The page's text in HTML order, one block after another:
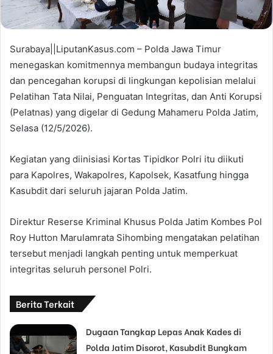
Surabaya||LiputanKasus.com – Polda Jawa Timur
menegaskan komitmennya membangun budaya integritas
dan pencegahan korupsi di lingkungan kepolisian melalui
Pelatihan Tata Nilai, Penguatan Integritas, dan Anti Korupsi
(Pelatnas) yang digelar di Gedung Mahameru Polda Jatim,
Selasa (12/5/2026).
Kegiatan yang diinisiasi Kortas Tipidkor Polri itu diikuti
para Kapolres, Wakapolres, Kapolsek, Kasatfung hingga
Kasubdit dari seluruh jajaran Polda Jatim.
Direktur Reserse Kriminal Khusus Polda Jatim Kombes Pol
Roy Hutton Marulamrata Sihombing mengatakan pelatihan
tersebut menjadi langkah penting untuk memperkuat
integritas seluruh personel Polri.
Berita Terkait
Dugaan Tangkap Lepas Anak Kades di
Polda Jatim Disorot, Kasubdit Bungkam